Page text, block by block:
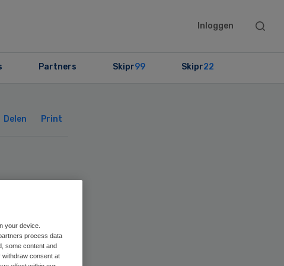
Inloggen
Search
Partners Skipr99 Skipr22
Delen Print
your device.
process data
some content and
consent at